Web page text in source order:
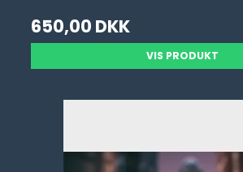
650,00 DKK
VIS PRODUKT